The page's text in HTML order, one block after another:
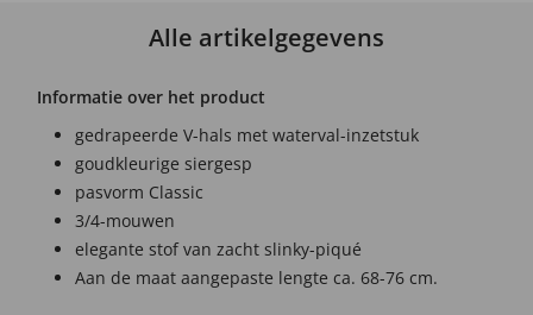
Alle artikelgegevens
Informatie over het product
gedrapeerde V-hals met waterval-inzetstuk
goudkleurige siergesp
pasvorm Classic
3/4-mouwen
elegante stof van zacht slinky-piqué
Aan de maat aangepaste lengte ca. 68-76 cm.